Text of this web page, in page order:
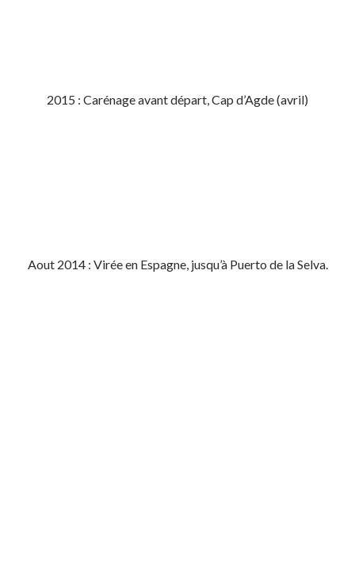
2015 : Carénage avant départ, Cap d’Agde (avril)
Aout 2014 : Virée en Espagne, jusqu’à Puerto de la Selva.